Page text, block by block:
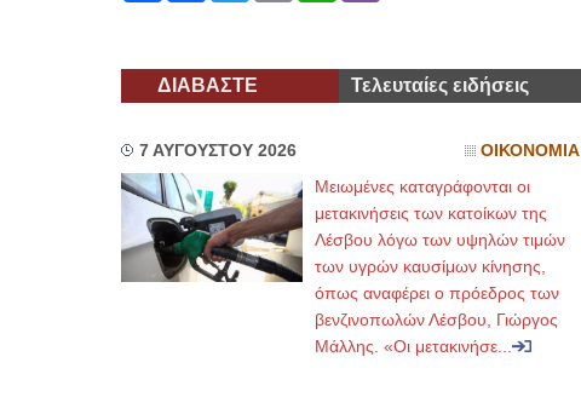
ΔΙΑΒΑΣΤΕ Τελευταίες ειδήσεις
7 ΑΥΓΟΥΣΤΟΥ 2026 ΟΙΚΟΝΟΜΙΑ
Μειωμένες καταγράφονται οι
μετακινήσεις των κατοίκων της
Λέσβου λόγω των υψηλών τιμών
των υγρών καυσίμων κίνησης,
όπως αναφέρει ο πρόεδρος των
βενζινοπωλών Λέσβου, Γιώργος
Μάλλης. «Οι μετακινήσε...